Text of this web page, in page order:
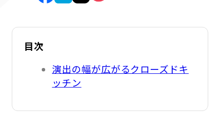
目次
演出の幅が広がるクローズドキ
ッチン